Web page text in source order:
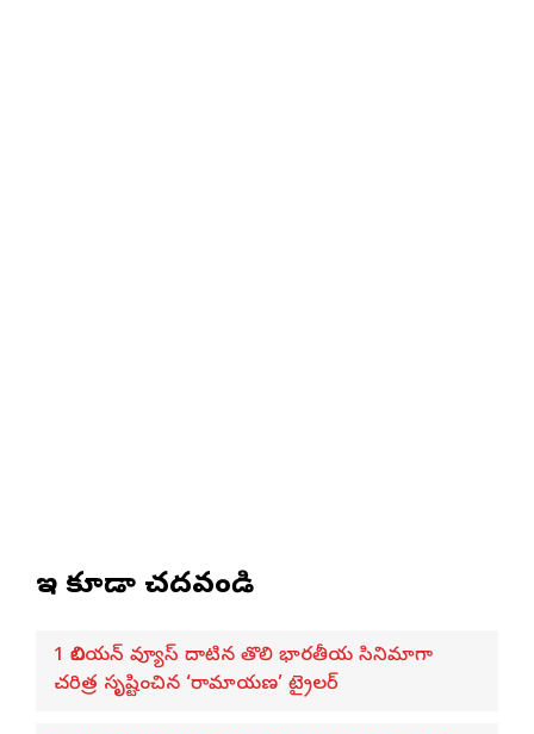
ఇవి కూడా చదవండి
1 బిలియన్ వ్యూస్ దాటిన తొలి భారతీయ సినిమాగా
చరిత్ర సృష్టించిన ‘రామాయణ’ ట్రైలర్